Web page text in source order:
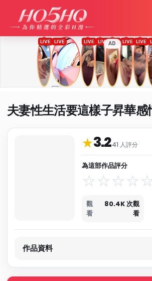
AD
夫妻性生活要這樣子昇華感
★3.241 人評分
為這部作品評分
觀
看
80.4K 次觀
看
作品資料與分類
作品資料